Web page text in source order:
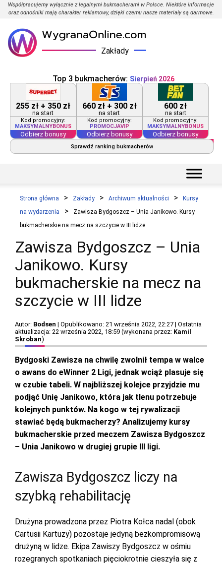
Współpracujemy wyłącznie z legalnymi bukmacherami w Polsce. Niektóre informacje
oraz odnośniki mają charakter reklamowy, dzięki czemu nasze materiały są darmowe.
Zakłady
Top 3 bukmacherów: Sierpień 2026
255 zł + 350 zł
na start
Kod promocyjny:
MAKSYMALNYBONUS
Odbierz bonusy
660 zł + 300 zł
na start
Kod promocyjny:
PROMOCJAVIP
Odbierz bonusy
600 zł
na start
Kod promocyjny:
MAKSYMALNYBONUS
Odbierz bonusy
Sprawdź ranking bukmacherów
Strona główna Zakłady Archiwum aktualności
Kursy
na wydarzenia
Zawisza Bydgoszcz – Unia Janikowo. Kursy
bukmacherskie na mecz na szczycie w III lidze
Zawisza Bydgoszcz – Unia
Janikowo. Kursy
bukmacherskie na mecz na
szczycie w III lidze
Autor: Bodsen | Opublikowano: 21 września 2022, 22:27 | Ostatnia
aktualizacja: 22 września 2022, 18:59 (wykonana przez: Kamil
Skroban)
Bydgoski Zawisza na chwilę zwolnił tempa w walce
o awans do eWinner 2 Ligi, jednak wciąż plasuje się
w czubie tabeli. W najbliższej kolejce przyjdzie mu
podjąć Unię Janikowo, która jak tlenu potrzebuje
kolejnych punktów. Na kogo w tej rywalizacji
stawiać będą bukmacherzy? Analizujemy kursy
bukmacherskie przed meczem Zawisza Bydgoszcz
– Unia Janikowo w drugiej grupie III ligi.
Zawisza Bydgoszcz liczy na
szybką rehabilitację
Drużyna prowadzona przez Piotra Kołca nadal (obok
Cartusii Kartuzy) pozostaje jedyną bezkompromisową
drużyną w lidze. Ekipa Zawiszy Bydgoszcz w ośmiu
rozegranych spotkaniach pięciokrotnie cieszyła się z